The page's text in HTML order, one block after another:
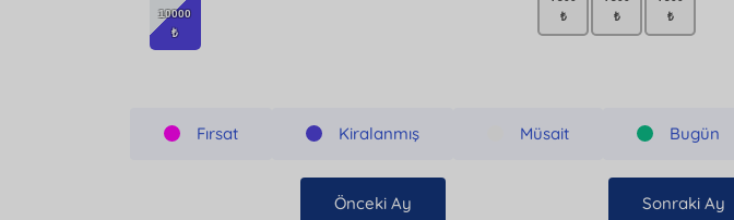
Fırsat Kiralanmış Müsait Bugün
Önceki Ay Sonraki Ay